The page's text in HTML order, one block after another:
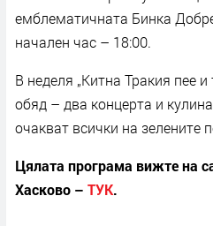
емблематичната Бинка
начален час – 18:00.
В неделя „Китна Тракия пее
обяд – два концерта и
очакват всички на зелените
Цялата програма вижте на
Хасково – ТУК.